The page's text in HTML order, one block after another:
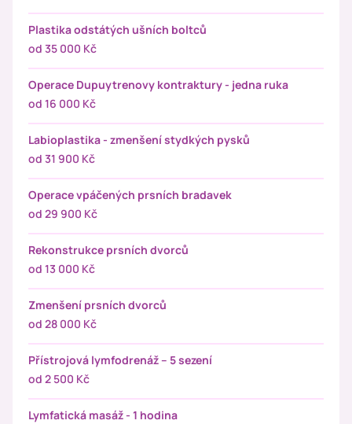
Plastika odstátých ušních boltců
od 35 000 Kč
Operace Dupuytrenovy kontraktury - jedna ruka
od 16 000 Kč
Labioplastika - zmenšení stydkých pysků
od 31 900 Kč
Operace vpáčených prsních bradavek
od 29 900 Kč
Rekonstrukce prsních dvorců
od 13 000 Kč
Zmenšení prsních dvorců
od 28 000 Kč
Přístrojová lymfodrenáž – 5 sezení
od 2 500 Kč
Lymfatická masáž - 1 hodina